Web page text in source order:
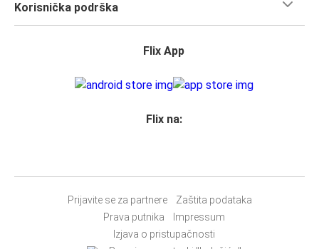
Korisnička podrška
Flix App
Flix na:
Prijavite se za partnere
Zaštita podataka
Prava putnika
Impressum
Izjava o pristupačnosti